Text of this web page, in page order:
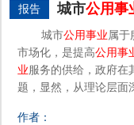
报告 城市公用事
城市公用事业 属于
市场化，是提高公用事
业服务的供给，政府在
题，显然，从理论层面
作者：